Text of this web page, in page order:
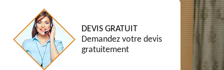
DEVIS GRATUIT
Demandez votre devis
gratuitement